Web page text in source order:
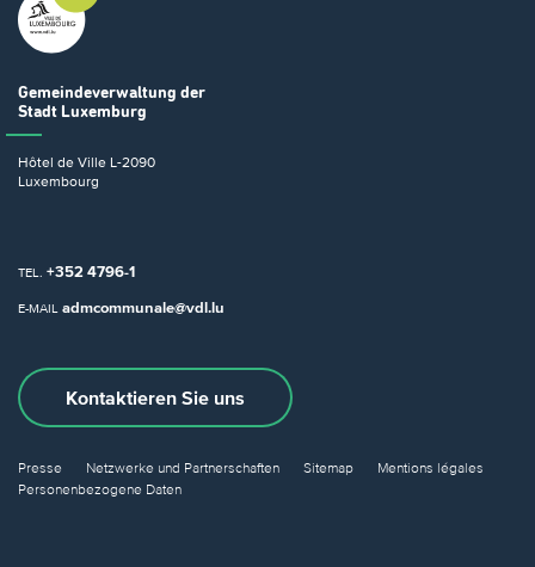
Gemeindeverwaltung der
Stadt Luxemburg
Hôtel de Ville L-2090
Luxembourg
TEL. +352 4796-1
E-MAIL admcommunale@vdl.lu
Kontaktieren Sie uns
Presse Netzwerke und Partnerschaften Sitemap
Mentions légales
Personenbezogene Daten